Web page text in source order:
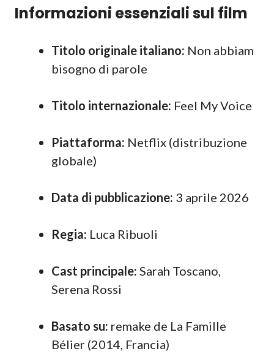
Informazioni essenziali sul film
Titolo originale italiano: Non abbiam
bisogno di parole
Titolo internazionale: Feel My Voice
Piattaforma: Netflix (distribuzione
globale)
Data di pubblicazione: 3 aprile 2026
Regia: Luca Ribuoli
Cast principale: Sarah Toscano,
Serena Rossi
Basato su: remake de La Famille
Bélier (2014, Francia)